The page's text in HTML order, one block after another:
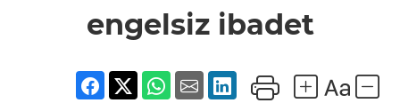
engelsiz ibadet